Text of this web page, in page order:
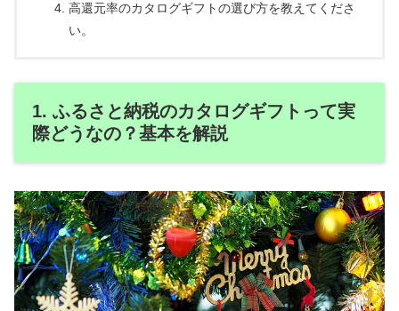
高還元率のカタログギフトの選び方を教えてくださ
い。
1. ふるさと納税のカタログギフトって実
際どうなの？基本を解説